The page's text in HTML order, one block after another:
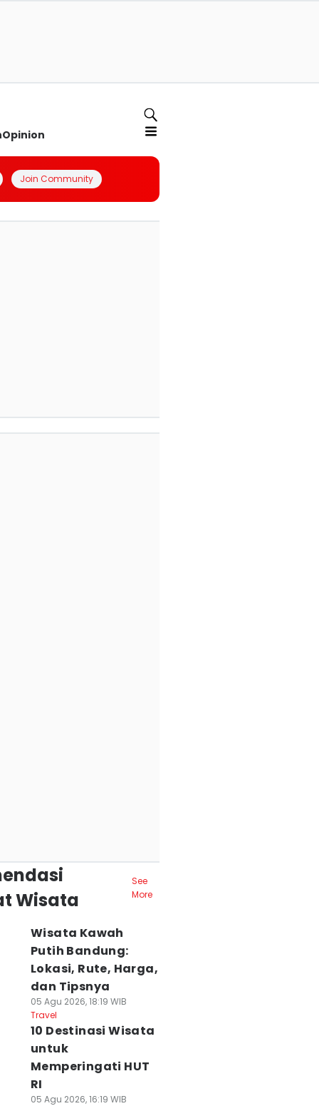
Opinion
Join Community
Wisata
See
More
Wisata Kawah
Putih Bandung:
Lokasi, Rute, Harga,
dan Tipsnya
05 Agu 2026, 18:19 WIB
Travel
10 Destinasi Wisata
untuk
Memperingati HUT
RI
05 Agu 2026, 16:19 WIB